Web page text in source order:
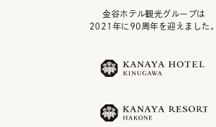
金谷ホテル観光グループは
2021年に90周年を迎えました。